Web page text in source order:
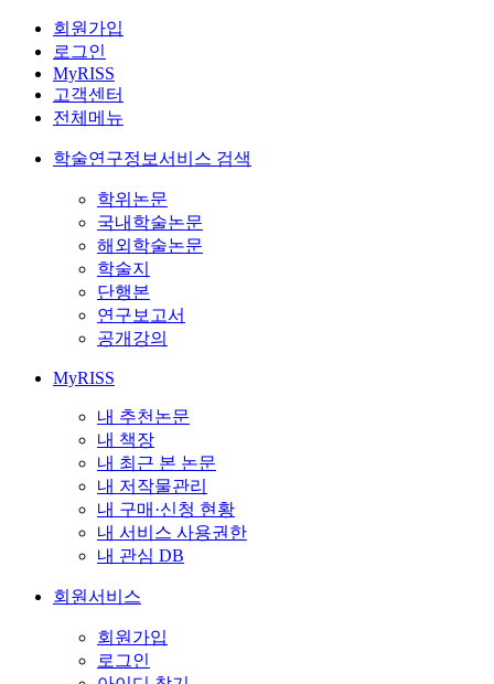
회원가입
로그인
MyRISS
고객센터
전체메뉴
학술연구정보서비스 검색
학위논문
국내학술논문
해외학술논문
학술지
단행본
연구보고서
공개강의
MyRISS
내 추천논문
내 책장
내 최근 본 논문
내 저작물관리
내 구매·신청 현황
내 서비스 사용권한
내 관심 DB
회원서비스
회원가입
로그인